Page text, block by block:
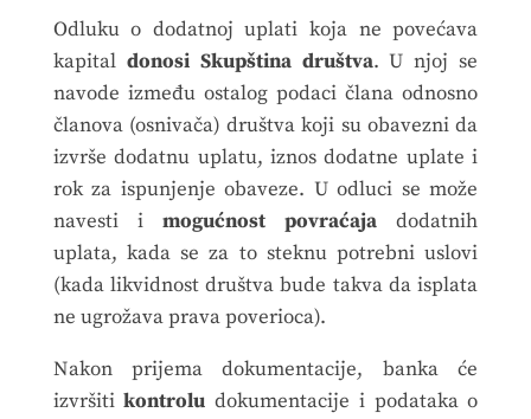
Odluku o dodatnoj uplati koja ne povećava
kapital donosi Skupština društva. U njoj se
navode između ostalog podaci člana odnosno
članova (osnivača) društva koji su obavezni da
izvrše dodatnu uplatu, iznos dodatne uplate i
rok za ispunjenje obaveze. U odluci se može
navesti i mogućnost povraćaja dodatnih
uplata, kada se za to steknu potrebni uslovi
(kada likvidnost društva bude takva da isplata
ne ugrožava prava poverioca).
Nakon prijema dokumentacije, banka će
izvršitikontrolu dokumentacije i podataka o